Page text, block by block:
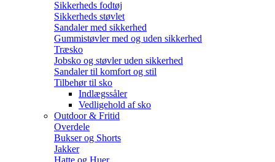
Sikkerheds fodtøj
Sikkerheds støvlet
Sandaler med sikkerhed
Gummistøvler med og uden sikkerhed
Træsko
Jobsko og støvler uden sikkerhed
Sandaler til komfort og stil
Tilbehør til sko
Indlægssåler
Vedligehold af sko
Outdoor & Fritid
Overdele
Bukser og Shorts
Jakker
Hatte og Huer